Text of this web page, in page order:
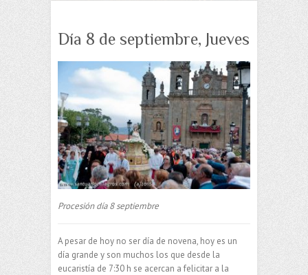
Día 8 de septiembre, Jueves
Procesión día 8 septiembre
A pesar de hoy no ser día de novena, hoy es un
día grande y son muchos los que desde la
eucaristía de 7:30 h se acercan a felicitar a la